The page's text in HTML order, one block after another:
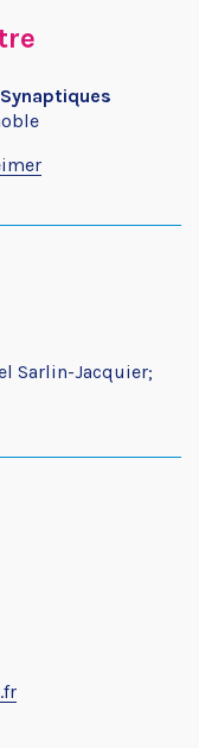
Sarlin-Jacquier;